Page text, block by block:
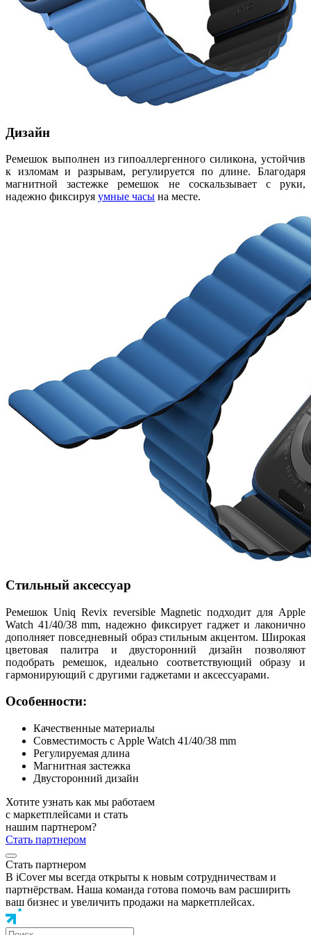
Дизайн
Ремешок выполнен из гипоаллергенного силикона, устойчив
к изломам и разрывам, регулируется по длине. Благодаря
магнитной застежке ремешок не соскальзывает с руки,
надежно фиксируя умные часы на месте.
Стильный аксессуар
Ремешок Uniq Revix reversible Magnetic подходит для Apple
Watch 41/40/38 mm, надежно фиксирует гаджет и лаконично
дополняет повседневный образ стильным акцентом. Широкая
цветовая палитра и двусторонний дизайн позволяют
подобрать ремешок, идеально соответствующий образу и
гармонирующий с другими гаджетами и аксессуарами.
Особенности:
Качественные материалы
Совместимость с Apple Watch 41/40/38 mm
Регулируемая длина
Магнитная застежка
Двусторонний дизайн
Хотите узнать как мы работаем
с маркетплейсами и стать
нашим партнером?
Стать партнером
Стать партнером
В iCover мы всегда открыты к новым сотрудничествам и
партнёрствам. Наша команда готова помочь вам расширить
ваш бизнес и увеличить продажи на маркетплейсах.